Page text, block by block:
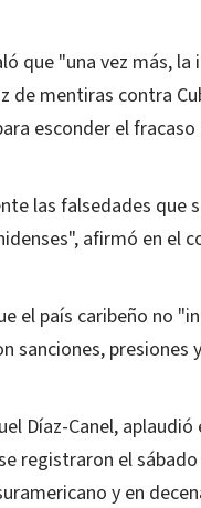
que "una vez más,
de mentiras contra
esconder el
las falsedades
afirmó en el
el país caribeño no
sanciones, presiones
Díaz-Canel,
registraron el
y en